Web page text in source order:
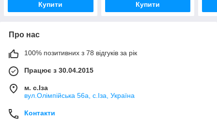
Купити Купити
Про нас
100% позитивних з 78 відгуків за рік
Працює з 30.04.2015
м. с.Іза
вул.Олімпійська 56а, с.Іза, Україна
Контакти